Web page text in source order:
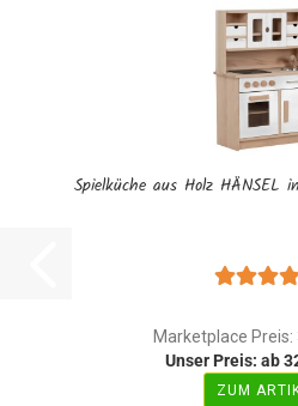
Spielküche aus Holz HÄNSEL
Marketplace Preis:
Unser Preis: ab
ZUM